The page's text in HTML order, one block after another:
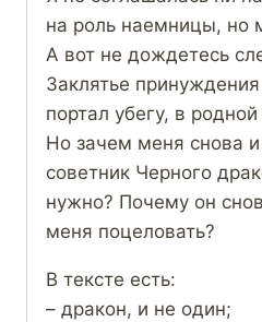
на роль наемницы, но
А вот не дождетесь
Заклятье
портал убегу, в
Но зачем меня снова
советник Черного
нужно? Почему он
меня поцеловать?
В тексте есть:
– дракон, и не один;